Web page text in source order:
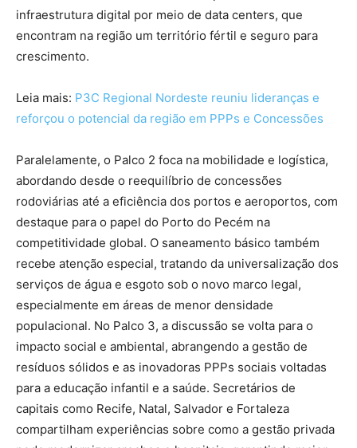
infraestrutura digital por meio de data centers, que
encontram na região um território fértil e seguro para
crescimento.
Leia mais: P3C Regional Nordeste reuniu lideranças e
reforçou o potencial da região em PPPs e Concessões
Paralelamente, o Palco 2 foca na mobilidade e logística,
abordando desde o reequilíbrio de concessões
rodoviárias até a eficiência dos portos e aeroportos, com
destaque para o papel do Porto do Pecém na
competitividade global. O saneamento básico também
recebe atenção especial, tratando da universalização dos
serviços de água e esgoto sob o novo marco legal,
especialmente em áreas de menor densidade
populacional. No Palco 3, a discussão se volta para o
impacto social e ambiental, abrangendo a gestão de
resíduos sólidos e as inovadoras PPPs sociais voltadas
para a educação infantil e a saúde. Secretários de
capitais como Recife, Natal, Salvador e Fortaleza
compartilham experiências sobre como a gestão privada